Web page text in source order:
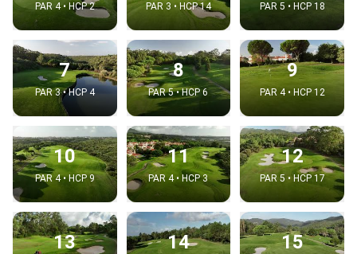
PAR 4 • HCP 2 PAR 3 • HCP 14 PAR 5 • HCP 18
7
PAR 3 • HCP 4
8
PAR 5 • HCP 6
9
PAR 4 • HCP 12
10
PAR 4 • HCP 9
11
PAR 4 • HCP 3
12
PAR 5 • HCP 17
13 14 15